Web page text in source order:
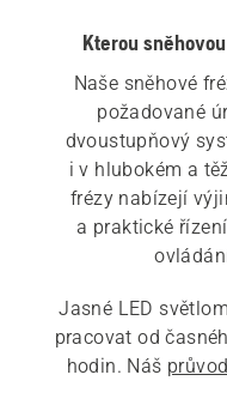
Kterou
Naše sněhové
požadované
dvoustupňový
i v hlubokém a
frézy nabízejí
a praktické
Jasné LED
pracovat od
hodin. Náš